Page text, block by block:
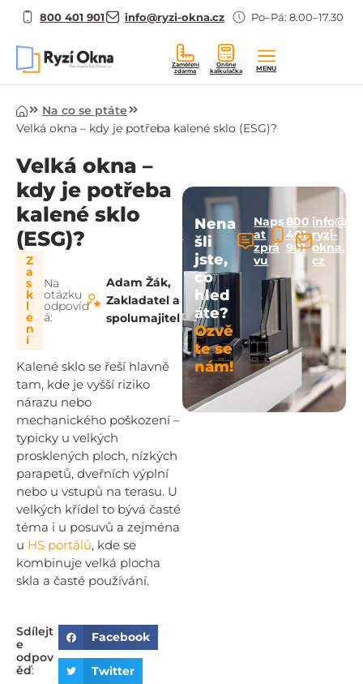
800 401 901 info@ryzi-okna.cz Po–Pá: 8.00–17.30
Zaměření
zdarma
Online
kalkulačka
MENU
ÚvodNa co se ptáte
Velká okna – kdy je potřeba kalené sklo (ESG)?
Velká okna –
kdy je potřeba
kalené sklo
(ESG)?
Z
a
s
k
l
e
n
í
Na
otázku
odpovíd
á:
Adam Žák,
Zakladatel a
spolumajitel
Kalené sklo se řeší hlavně
tam, kde je vyšší riziko
nárazu nebo
mechanického poškození –
typicky u velkých
prosklených ploch, nízkých
parapetů, dveřních výplní
nebo u vstupů na terasu. U
velkých křídel to bývá časté
téma i u posuvů a zejména
u HS portálů, kde se
kombinuje velká plocha
skla a časté používání.
Sdílejt
e
odpov
ěď:
Facebook
Twitter
Nena
šli
jste,
co
hled
áte?
Ozvě
te se
nám!
Naps
at
zprá
vu
800
401
901
info@
ryzi-
okna.
cz